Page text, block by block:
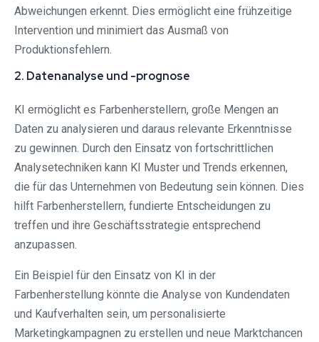
Abweichungen erkennt. Dies ermöglicht eine frühzeitige
Intervention und minimiert das Ausmaß von
Produktionsfehlern.
2. Datenanalyse und -prognose
KI ermöglicht es Farbenherstellern, große Mengen an
Daten zu analysieren und daraus relevante Erkenntnisse
zu gewinnen. Durch den Einsatz von fortschrittlichen
Analysetechniken kann KI Muster und Trends erkennen,
die für das Unternehmen von Bedeutung sein können. Dies
hilft Farbenherstellern, fundierte Entscheidungen zu
treffen und ihre Geschäftsstrategie entsprechend
anzupassen.
Ein Beispiel für den Einsatz von KI in der
Farbenherstellung könnte die Analyse von Kundendaten
und Kaufverhalten sein, um personalisierte
Marketingkampagnen zu erstellen und neue Marktchancen